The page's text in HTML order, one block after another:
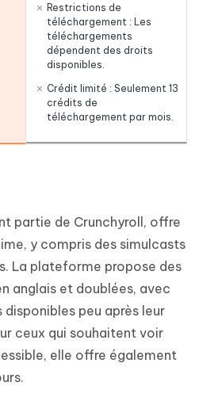
Restrictions de
téléchargement : Les
téléchargements
dépendent des droits
disponibles.
Crédit limité : Seulement 13
crédits de
téléchargement par mois.
partie de Crunchyroll, offre
y compris des simulcasts
La plateforme propose des
anglais et doublées, avec
peu après leur
ceux qui souhaitent voir
elle offre également